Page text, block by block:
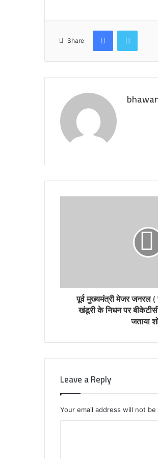
Share
FacebookTwitter
पूर्व मुख्यमंत्री मेजर जनरल
खंडूरी के निधन पर
जताया
Leave a Reply
Your email address will not be